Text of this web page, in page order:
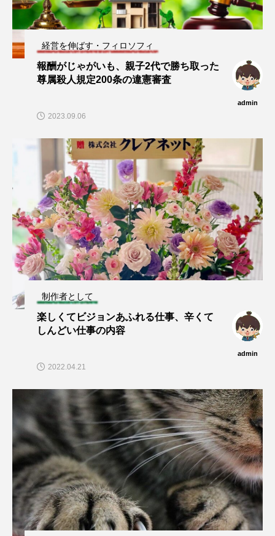
経営を伸ばす・フィロソフィ
報酬がじゃがいも、親子2代で勝ち取った
尊属殺人規定200条の違憲審査
admin
2023.09.06
制作者として
楽しくてビジョンあふれる仕事、辛くて
しんどい仕事の内容
admin
2022.04.21